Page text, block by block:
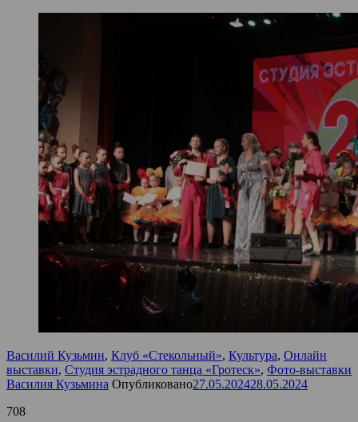
Василий Кузьмин, Клуб «Стекольный», Культура, Онлайн
выставки, Студия эстрадного танца «Гротеск», Фото-выставки
Василия Кузьмина Опубликовано27.05.202428.05.2024
708